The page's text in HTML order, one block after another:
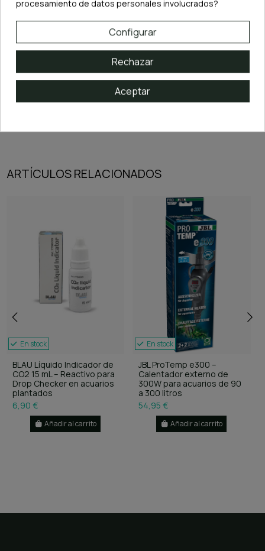
Tampón de pH libre de fosfatos y carbonatos
Rango de acción: 4.0 – 6.8 (solo) / 6.0 – 8.0 (con Alkaline Buffer™)
Convierte el KH en CO₂ aprovechable por las plantas
Formato 300 g: ideal para acuarios pequeños y medianos
Con elAcid Buffer 300 g de Seachem, podrás mantener unpH ácido
, creando las condiciones perfectas para peces y plantas
ARTÍCULOS RELACIONADOS
En stock
BLAU Líquido Indicador de
CO2 15 mL – Reactivo para
Drop Checker en acuarios
plantados
6,90 €
Añadir al carrito
En stock
JBL ProTemp e300 –
Calentador externo de
300W para acuarios de 90
a 300 litros
54,95 €
Añadir al carrito
procesamiento de datos personales involucrados?
Configurar
Rechazar
Aceptar